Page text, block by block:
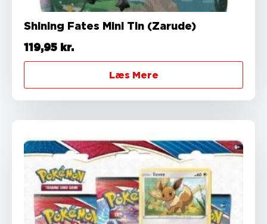
Shining Fates Mini Tin (Zarude)
119,95 kr.
Læs Mere